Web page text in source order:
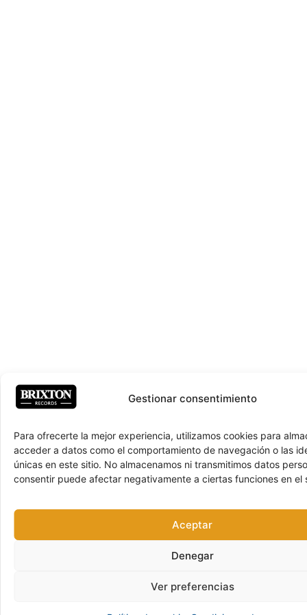
Gestionar consentimiento
Para ofrecerte la mejor experiencia, utilizamos cookies para
acceder a datos como el comportamiento de navegación o las
únicas en este sitio. No almacenamos ni transmitimos datos
consentir puede afectar negativamente a ciertas funciones en el
Aceptar
Denegar
Ver preferencias